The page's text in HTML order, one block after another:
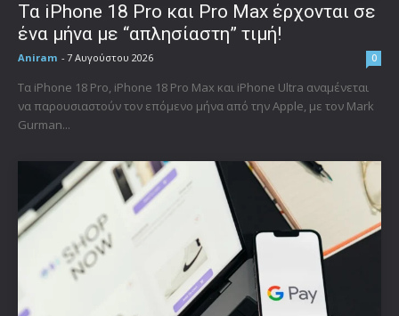
Τα iPhone 18 Pro και Pro Max έρχονται σε
ένα μήνα με “απλησίαστη” τιμή!
Aniram - 7 Αυγούστου 2026 0
Τα iPhone 18 Pro, iPhone 18 Pro Max και iPhone Ultra αναμένεται
να παρουσιαστούν τον επόμενο μήνα από την Apple, με τον Mark
Gurman...